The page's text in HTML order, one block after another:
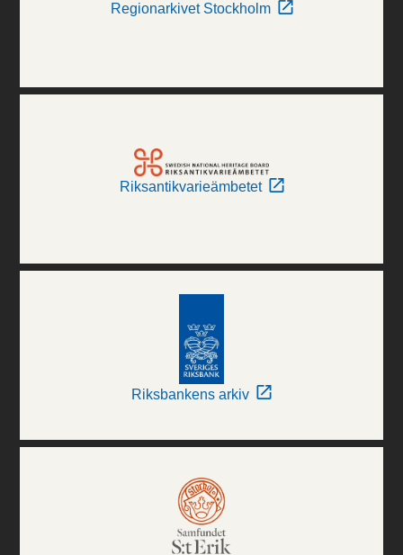
Regionarkivet Stockholm
Riksantikvarieämbetet
Riksbankens arkiv